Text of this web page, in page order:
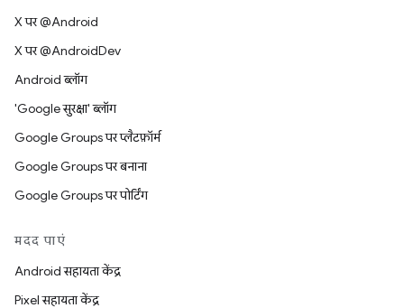
X पर @Android
X पर @AndroidDev
Android ब्लॉग
'Google सुरक्षा' ब्लॉग
Google Groups पर प्लैटफ़ॉर्म
Google Groups पर बनाना
Google Groups पर पोर्टिंग
मदद पाएं
Android सहायता केंद्र
Pixel सहायता केंद्र